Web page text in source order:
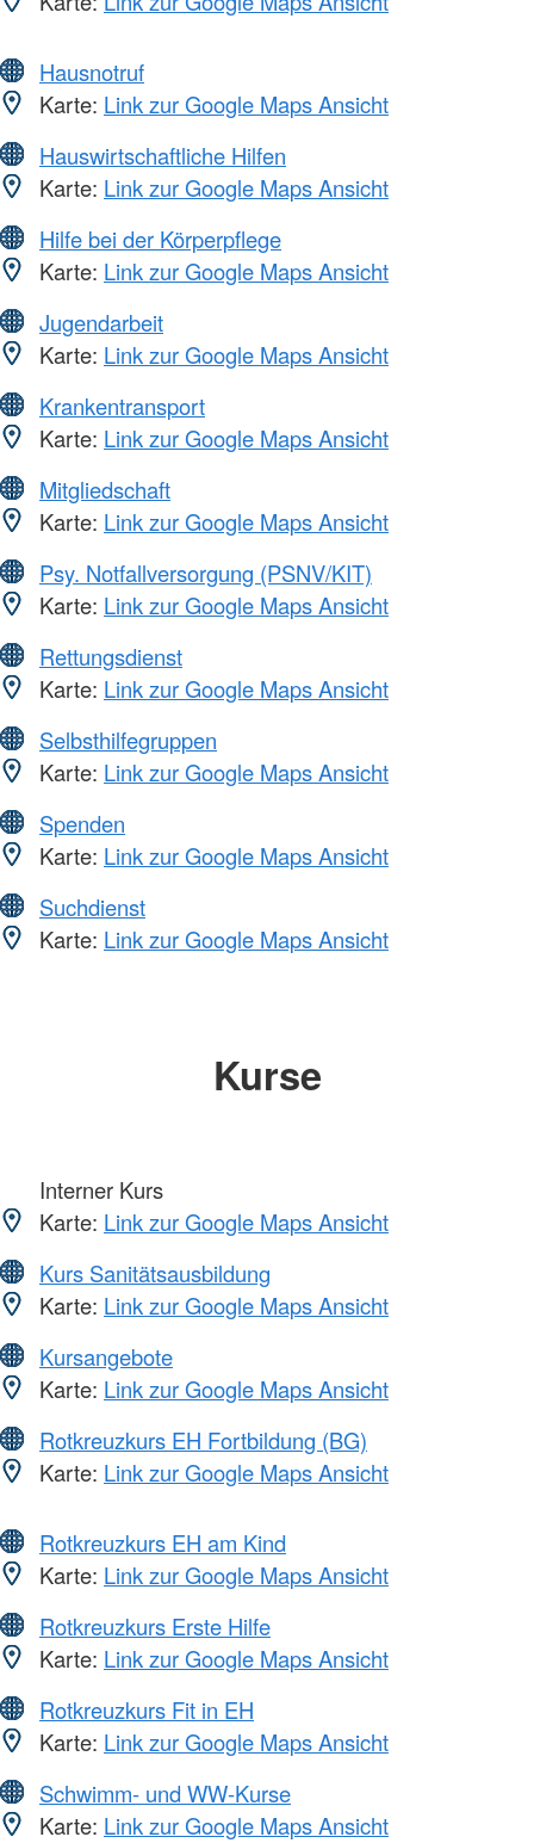
Hausnotruf
Karte: Link zur Google Maps Ansicht
Hauswirtschaftliche Hilfen
Karte: Link zur Google Maps Ansicht
Hilfe bei der Körperpflege
Karte: Link zur Google Maps Ansicht
Jugendarbeit
Karte: Link zur Google Maps Ansicht
Krankentransport
Karte: Link zur Google Maps Ansicht
Mitgliedschaft
Karte: Link zur Google Maps Ansicht
Psy. Notfallversorgung (PSNV/KIT)
Karte: Link zur Google Maps Ansicht
Rettungsdienst
Karte: Link zur Google Maps Ansicht
Selbsthilfegruppen
Karte: Link zur Google Maps Ansicht
Spenden
Karte: Link zur Google Maps Ansicht
Suchdienst
Karte: Link zur Google Maps Ansicht
Kurse
Interner Kurs
Karte: Link zur Google Maps Ansicht
Kurs Sanitätsausbildung
Karte: Link zur Google Maps Ansicht
Kursangebote
Karte: Link zur Google Maps Ansicht
Rotkreuzkurs EH Fortbildung (BG)
Karte: Link zur Google Maps Ansicht
Rotkreuzkurs EH am Kind
Karte: Link zur Google Maps Ansicht
Rotkreuzkurs Erste Hilfe
Karte: Link zur Google Maps Ansicht
Rotkreuzkurs Fit in EH
Karte: Link zur Google Maps Ansicht
Schwimm- und WW-Kurse
Karte: Link zur Google Maps Ansicht